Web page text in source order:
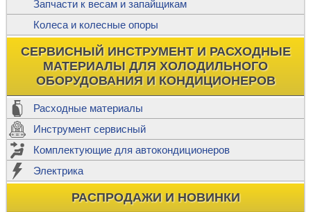
Запчасти к весам и запайщикам
Колеса и колесные опоры
СЕРВИСНЫЙ ИНСТРУМЕНТ И РАСХОДНЫЕ
МАТЕРИАЛЫ ДЛЯ ХОЛОДИЛЬНОГО
ОБОРУДОВАНИЯ И КОНДИЦИОНЕРОВ
Расходные материалы
Инструмент сервисный
Комплектующие для автокондиционеров
Электрика
РАСПРОДАЖИ И НОВИНКИ